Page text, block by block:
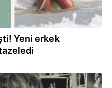
Yeni erkek